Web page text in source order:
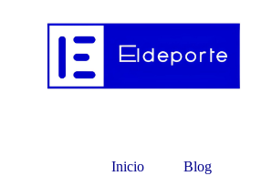
Inicio Blog